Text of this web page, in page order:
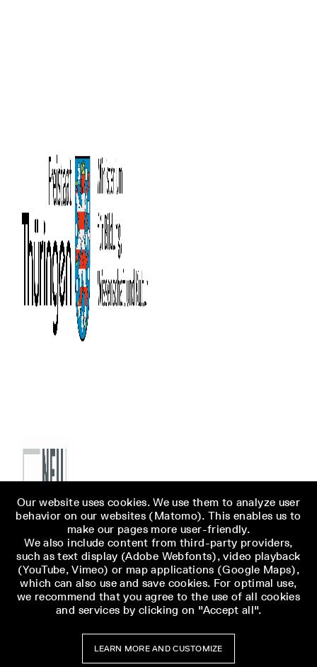
Our website uses cookies. We use them to analyze user
behavior on our websites (Matomo). This enables us to
make our pages more user-friendly.
We also include content from third-party providers,
such as text display (Adobe Webfonts), video playback
(YouTube, Vimeo) or map applications (Google Maps),
which can also use and save cookies. For optimal use,
we recommend that you agree to the use of all cookies
and services by clicking on "Accept all".
LEARN MORE AND CUSTOMIZE